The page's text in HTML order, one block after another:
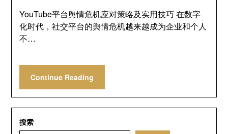
YouTube平台舆情危机应对策略及实用技巧 在数字
化时代，社交平台的舆情危机越来越成为企业和个人
不…
Continue Reading
搜索